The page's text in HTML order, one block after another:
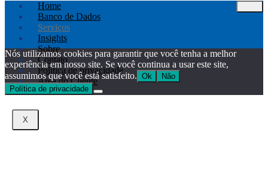
Home
Banco de Dados
Serviços
Insights
Sobre
Contato
Politica de privacidade
Área do Cliente
X
Nós utilizamos cookies para garantir que você tenha a melhor
experiência em nosso site. Se você continua a usar este site,
assumimos que você está satisfeito. Ok
Não
Política de privacidade